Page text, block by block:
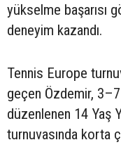
yükselme başarısı
deneyim kazandı.
Tennis Europe
geçen Özdemir,
düzenlenen 14 Yaş
turnuvasında korta